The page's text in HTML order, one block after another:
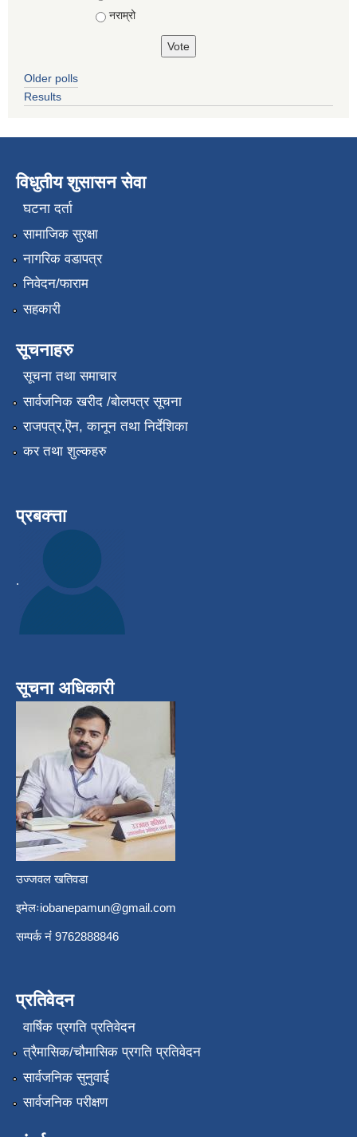
नराम्रो
Older polls
Results
विधुतीय शुसासन सेवा
घटना दर्ता
सामाजिक सुरक्षा
नागरिक वडापत्र
निवेदन/फाराम
सहकारी
सूचनाहरु
सूचना तथा समाचार
सार्वजनिक खरीद /बोलपत्र सूचना
राजपत्र,ऎन, कानून तथा निर्देशिका
कर तथा शुल्कहरु
प्रबक्त्ता
.
सूचना अधिकारी
उज्जवल खतिवडा
इमेलःiobanepamun@gmail.com
सम्पर्क नंं 9762888846
प्रतिवेदन
वार्षिक प्रगति प्रतिवेदन
त्रैमासिक/चौमासिक प्रगति प्रतिवेदन
सार्वजनिक सुनुवाई
सार्वजनिक परीक्षण